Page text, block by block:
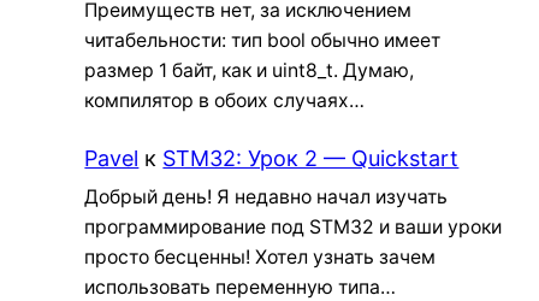
Преимуществ нет, за исключением
читабельности: тип bool обычно имеет
размер 1 байт, как и uint8_t. Думаю,
компилятор в обоих случаях…
Pavel к STM32: Урок 2 — Quickstart
Добрый день! Я недавно начал изучать
программирование под STM32 и ваши уроки
просто бесценны! Хотел узнать зачем
использовать переменную типа…